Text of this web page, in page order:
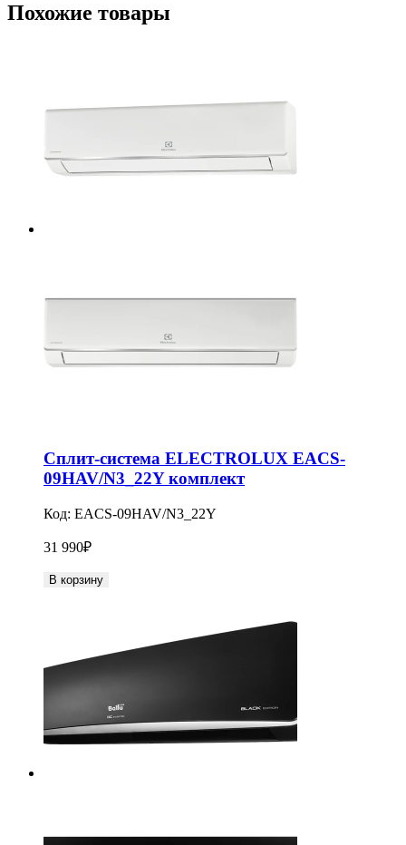
Похожие товары
Сплит-система ELECTROLUX EACS-
09HAV/N3_22Y комплект
Код: EACS-09HAV/N3_22Y
31 990₽
В корзину